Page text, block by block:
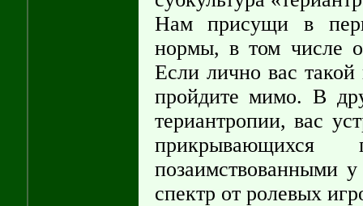
Нам присущи в
нормы, в том числе
Если лично вас
пройдите мимо. В
териантропии, вас
прикрывающихся
позаимствованными
спектр от ролевых